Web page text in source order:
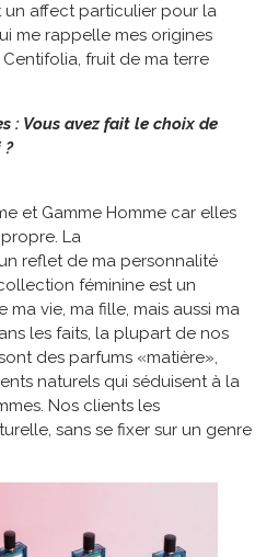
un affect particulier pour la
me rappelle mes origines
fruit de ma terre
: Vous avez fait le choix de
?
et Gamme Homme car elles
La
reflet de ma personnalité
féminine est un
vie, ma fille, mais aussi ma
les faits, la plupart de nos
des parfums «matière»,
naturels qui séduisent à la
Nos clients les
sans se fixer sur un genre